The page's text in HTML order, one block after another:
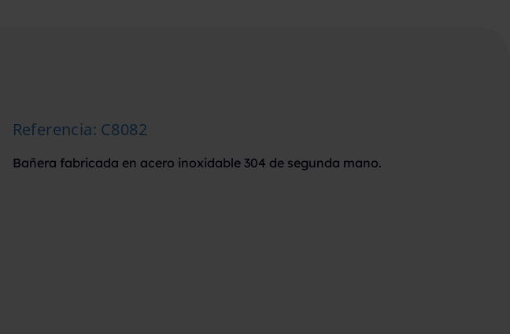
Referencia: C8082
Bañera fabricada en acero inoxidable 304 de segunda mano.